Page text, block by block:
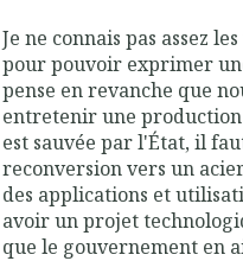
Je ne connais pas assez
pour pouvoir exprimer
pense en revanche que
entretenir une production
est sauvée par l'État, il
reconversion vers un
des applications et
avoir un projet
que le gouvernement en